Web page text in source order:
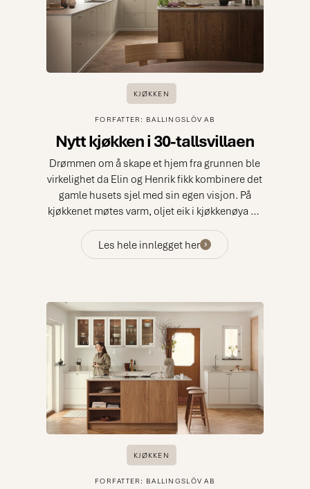
KJØKKEN
FORFATTER: BALLINGSLÖV AB
Nytt kjøkken i 30-tallsvillaen
Drømmen om å skape et hjem fra grunnen ble
virkelighet da Elin og Henrik fikk kombinere det
gamle husets sjel med sin egen visjon. På
kjøkkenet møtes varm, oljet eik i kjøkkenøya og
harmonisk balanse mellom tradisjon og
moderne design. Bli med på parets reise der
Les hele innlegget her
KJØKKEN
FORFATTER: BALLINGSLÖV AB